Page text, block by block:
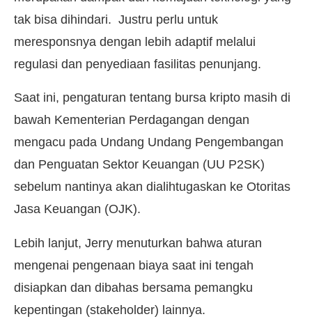
tak bisa dihindari. Justru perlu untuk
meresponsnya dengan lebih adaptif melalui
regulasi dan penyediaan fasilitas penunjang.
Saat ini, pengaturan tentang bursa kripto masih di
bawah Kementerian Perdagangan dengan
mengacu pada Undang Undang Pengembangan
dan Penguatan Sektor Keuangan (UU P2SK)
sebelum nantinya akan dialihtugaskan ke Otoritas
Jasa Keuangan (OJK).
Lebih lanjut, Jerry menuturkan bahwa aturan
mengenai pengenaan biaya saat ini tengah
disiapkan dan dibahas bersama pemangku
kepentingan (stakeholder) lainnya.